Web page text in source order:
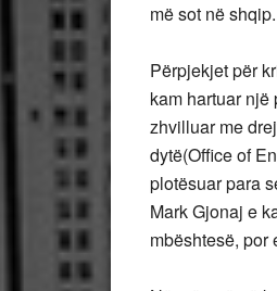
më sot në shqip.
Përpjekjet për
kam hartuar
zhvilluar me
dytë(Office of
plotësuar para
Mark Gjonaj e
mbështesë, por